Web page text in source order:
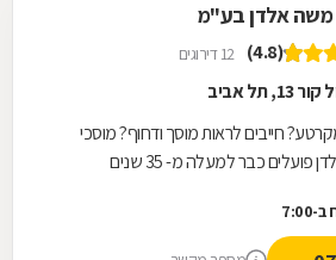
משה אלדן בע"מ
(4.8) 12 דירוגים
13, תל אביב
חייבים לראות מוסך ודחוף? מוסכי
משה אלדן פועלים כבר למעלה מ- 35 שנים
7:00